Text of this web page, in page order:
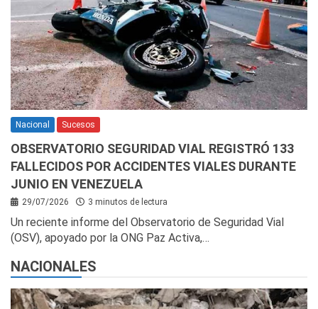
Nacional Sucesos
OBSERVATORIO SEGURIDAD VIAL REGISTRÓ 133
FALLECIDOS POR ACCIDENTES VIALES DURANTE
JUNIO EN VENEZUELA
29/07/2026 3 minutos de lectura
Un reciente informe del Observatorio de Seguridad Vial
(OSV), apoyado por la ONG Paz Activa,…
NACIONALES